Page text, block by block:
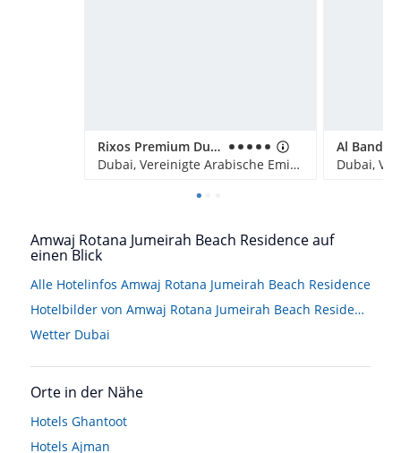
Rixos Premium Dubai JBR
Dubai, Vereinigte Arabische Emirate
Amwaj Rotana Jumeirah Beach Residence auf
einen Blick
Alle Hotelinfos Amwaj Rotana Jumeirah Beach Residence
Hotelbilder von Amwaj Rotana Jumeirah Beach Residence
Wetter Dubai
Orte in der Nähe
Hotels Ghantoot
Hotels Ajman